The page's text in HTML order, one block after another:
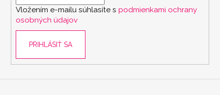
Vložením e-mailu súhlasíte s podmienkami ochrany
osobných údajov
PRIHLÁSIŤ SA